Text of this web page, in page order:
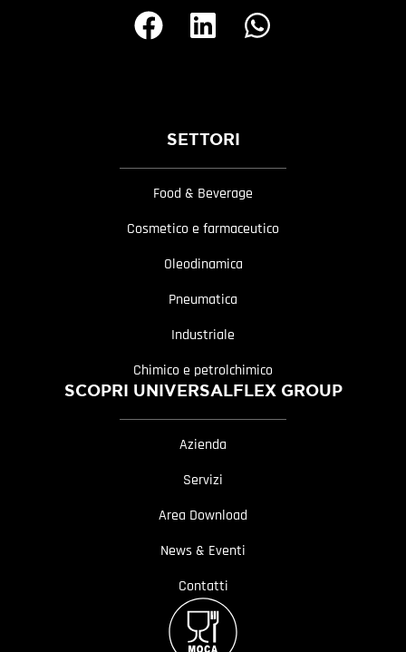
SETTORI
Food & Beverage
Cosmetico e farmaceutico
Oleodinamica
Pneumatica
Industriale
Chimico e petrolchimico
SCOPRI UNIVERSALFLEX GROUP
Azienda
Servizi
Area Download
News & Eventi
Contatti